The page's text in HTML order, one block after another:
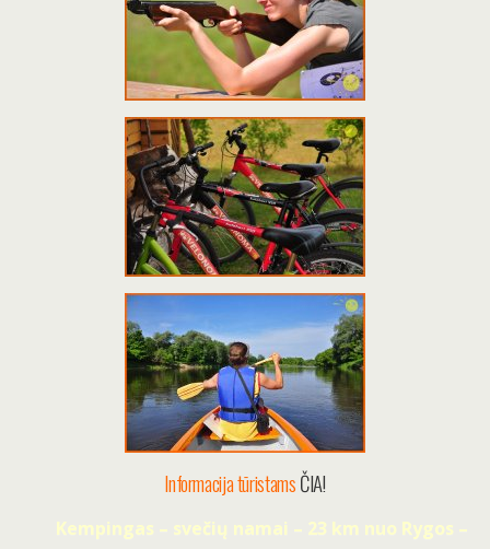
Informacija tūristamsČIA!
Kempingas – svečių namai – 23 km nuo Rygos –